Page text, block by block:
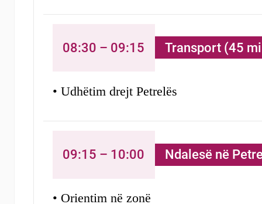
08:30 – 09:15 Transport (45
• Udhëtim drejt Petrelës
09:15 – 10:00 Ndalesë në
• Orientim në zonë